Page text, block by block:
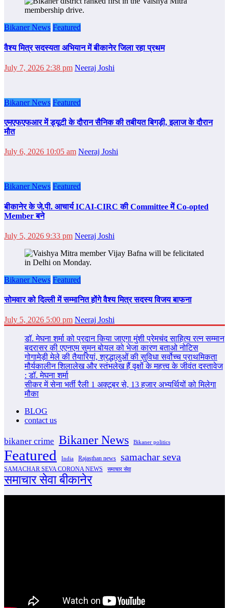
Bikaner News Featured
वैश्य मित्र सदस्यता अभियान में बीकानेर जिला रहा प्रथम
July 7, 2026 2:38 pm Neeraj Joshi
Bikaner News Featured
एमएफएफआर में ड्यूटी के दौरान सैनिक की तबीयत बिगड़ी, इलाज के दौरान
मौत
July 6, 2026 10:05 am Neeraj Joshi
Bikaner News Featured
बीकानेर के जे.पी. आचार्य ICAI-CIRC की Committee में Co-opted
Member बने
July 5, 2026 9:33 pm Neeraj Joshi
Bikaner News Featured
सोमवार को दिल्‍ली में सम्‍मानित होंगे वैश्य मित्र सदस्य विजय बाफना
July 5, 2026 5:00 pm Neeraj Joshi
डॉ. मेघना शर्मा को प्रदान किया जाएगा मुंशी प्रेमचंद साहित्य रत्न सम्‍मान
बदरासर की एएनएम सुमन बोयल को भेजा कारण बताओ नोटिस
गोगामेड़ी मेले की तैयारियां, श्रद्धालुओं की सुविधा सर्वोच्च प्राथमिकता
मौर्यकालीन शिलालेख और स्तंभलेख हैं वृक्षों के महत्त्व के जीवंत दस्तावेज
: डॉ. मेघना शर्मा
सीकर में सेना भर्ती रैली 1 अक्टूबर से, 13 हजार अभ्यर्थियों को मिलेगा
मौका
BLOG
contact us
bikaner crime Bikaner News Bikaner politics
Featured India Rajasthan news samachar seva
SAMACHAR SEVA CORONA NEWS समाचार सेवा
समाचार सेवा बीकानेर